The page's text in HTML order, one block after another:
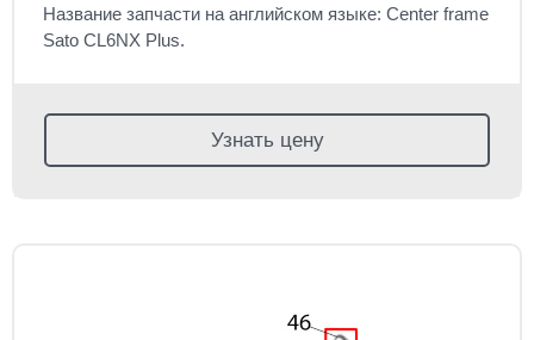
Название запчасти на английском языке: Center frame
Sato CL6NX Plus.
Узнать цену